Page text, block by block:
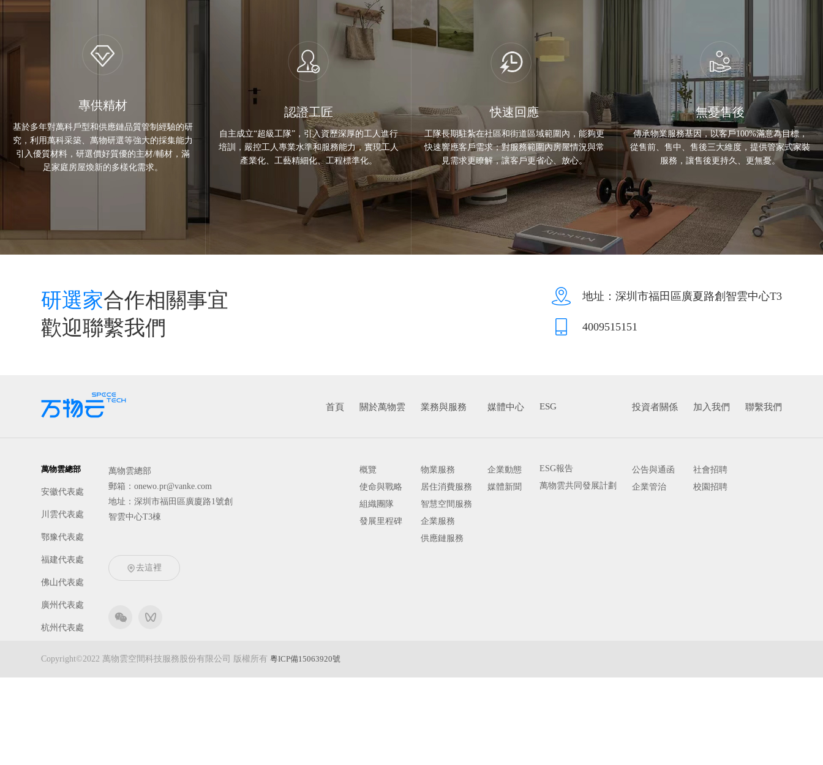
專供精材
基於多年對萬科戶型和供應鏈品質管制經驗的研
究，利用萬科采築、萬物研選等強大的採集能力
引入優質材料，研選價好質優的主材/輔材，滿
足家庭房屋煥新的多樣化需求。
認證工匠
自主成立“超級工隊”，引入資歷深厚的工人進行
培訓，嚴控工人專業水準和服務能力，實現工人
產業化、工藝精細化、工程標準化。
快速回應
工隊長期駐紮在社區和街道區域範圍內，能夠更
快速響應客戶需求；對服務範圍內房屋情況與常
見需求更瞭解，讓客戶更省心、放心。
無憂售後
傳承物業服務基因，以客戶100%滿意為目標，
從售前、售中、售後三大維度，提供管家式家裝
服務，讓售後更持久、更無憂。
研選家合作相關事宜
歡迎聯繫我們
地址：深圳市福田區廣夏路創智雲中心T3
4009515151
萬物雲總部
安徽代表處
川雲代表處
鄂豫代表處
福建代表處
佛山代表處
廣州代表處
杭州代表處
萬物雲總部
郵箱：onewo.pr@vanke.com
地址：深圳市福田區廣廈路1號創
智雲中心T3棟
去這裡
首頁 關於萬物雲
概覽
使命與戰略
組織團隊
發展里程碑
業務與服務
物業服務
居住消費服務
智慧空間服務
企業服務
供應鏈服務
媒體中心
企業動態
媒體新聞
ESG
ESG報告
萬物雲共同發展計劃
投資者關係
公告與通函
企業管治
加入我們
社會招聘
校園招聘
聯繫我們
Copyright©2022 萬物雲空間科技服務股份有限公司 版權所有粵ICP備15063920號